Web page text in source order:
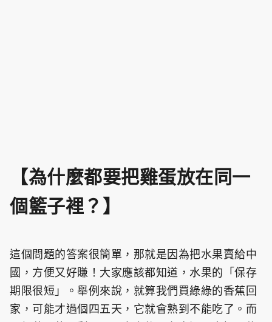
【為什麼都要把雞蛋放在同一
個籃子裡？】
這個問題的答案很簡單，那就是因為把水果賣給中
國，方便又好賺！大家應該都知道，水果的「保存
期限很短」。舉例來說，就算我們買綠綠的香蕉回
家，可能才過個四五天，它就會熟到不能吃了。而